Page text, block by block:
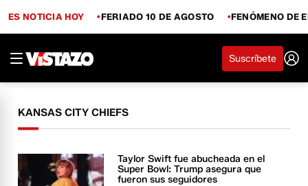
ES NOTICIA HOY FERIADO 10 DE AGOSTO FENÓMENO DE
Suscríbete
KANSAS CITY CHIEFS
Taylor Swift fue abucheada en el
Super Bowl: Trump asegura que
fueron sus seguidores